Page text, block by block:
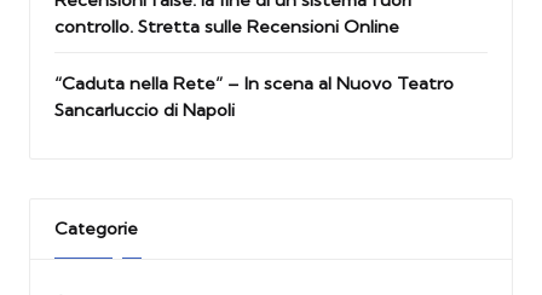
controllo. Stretta sulle Recensioni Online
“Caduta nella Rete” – In scena al Nuovo Teatro
Sancarluccio di Napoli
Categorie